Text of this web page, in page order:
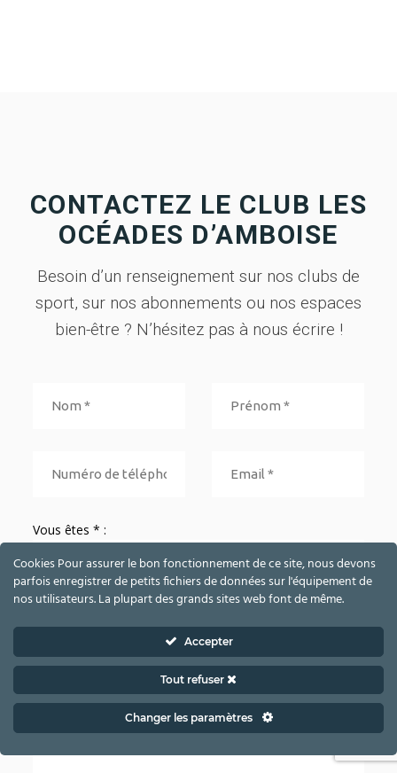
CONTACTEZ LE CLUB LES
OCÉADES D’AMBOISE
Besoin d’un renseignement sur nos clubs de
sport, sur nos abonnements ou nos espaces
bien-être ? N’hésitez pas à nous écrire !
Vous êtes * :
Cookies Pour assurer le bon fonctionnement de ce site, nous devons
parfois enregistrer de petits fichiers de données sur l'équipement de
nos utilisateurs. La plupart des grands sites web font de même.
Accepter
Tout refuser
Changer les paramètres